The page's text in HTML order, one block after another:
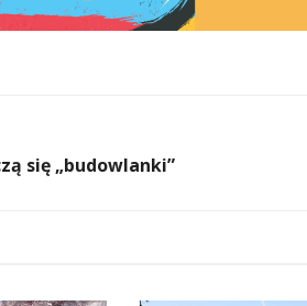
się „budowlanki”